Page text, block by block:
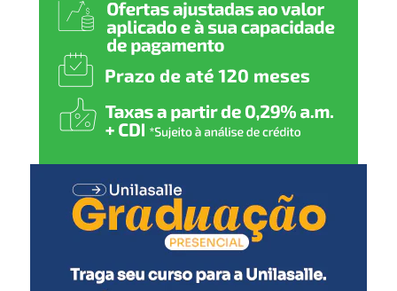
A professora do Maternal 1, Karina Bengochea, explica
como se deu o envolvimento de sua turma na confecção
de um dos cenários.
“Nosso trabalho foi sobre a
Praça do Avião.
Trabalhamos de uma
maneira mais lúdica e
usamos historinhas para
contar sobre o que nós